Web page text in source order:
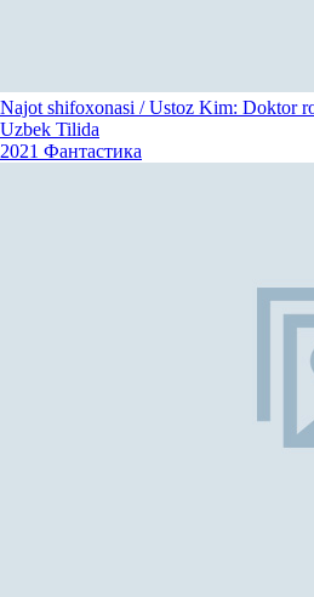
Najot shifoxonasi / Ustoz Kim: Doktor
Uzbek Tilida
2021 Фантастика